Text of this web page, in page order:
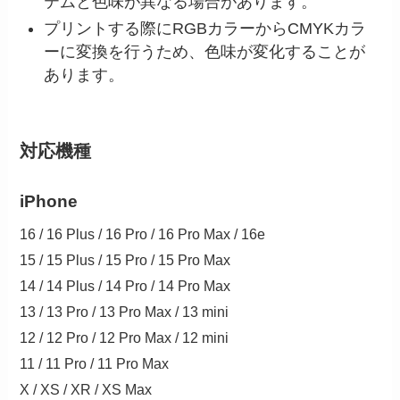
プリントする際にRGBカラーからCMYKカラ
ーに変換を行うため、色味が変化することが
あります。
対応機種
iPhone
16 / 16 Plus / 16 Pro / 16 Pro Max / 16e
15 / 15 Plus / 15 Pro / 15 Pro Max
14 / 14 Plus / 14 Pro / 14 Pro Max
13 / 13 Pro / 13 Pro Max / 13 mini
12 / 12 Pro / 12 Pro Max / 12 mini
11 / 11 Pro / 11 Pro Max
X / XS / XR / XS Max